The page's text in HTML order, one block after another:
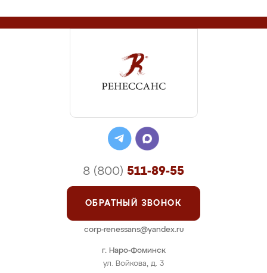
г. Наро-Фоминск
ул. Войкова, д. 3
8 (800) 511-89-55
ОБРАТНЫЙ ЗВОНОК
corp-renessans@yandex.ru